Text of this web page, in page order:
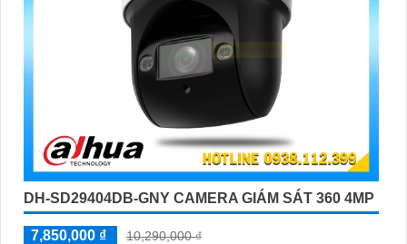
DH-SD29404DB-GNY CAMERA GIÁM SÁT 360 4MP
7,850,000 ₫
10,290,000 ₫